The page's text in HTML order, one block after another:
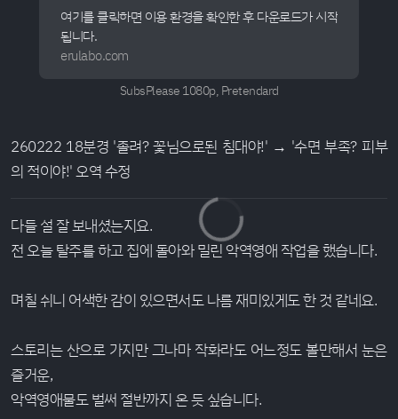
여기를 클릭하면 이용 환경을 확인한 후 다운로드가 시작
됩니다.
erulabo.com
SubsPlease 1080p, Pretendard
260222 18분경 '졸려? 꽃님으로된 침대야!' → '수면 부족? 피부
의 적이야!' 오역 수정
다들 설 잘 보내셨는지요.
전 오늘 탈주를 하고 집에 돌아와 밀린 악역영애 작업을 했습니다.
며칠 쉬니 어색한 감이 있으면서도 나름 재미있게도 한 것 같네요.
스토리는 산으로 가지만 그나마 작화라도 어느정도 볼만해서 눈은
즐거운,
악역영애물도 벌써 절반까지 온 듯 싶습니다.